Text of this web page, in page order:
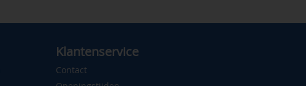
Klantenservice
Contact